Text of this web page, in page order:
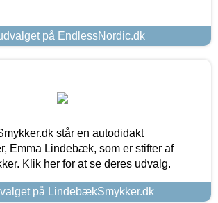
på EndlessNordic.dk
står en autodidakt
Emma Lindebæk, som er stifter af
Klik her for at se deres udvalg.
på LindebækSmykker.dk